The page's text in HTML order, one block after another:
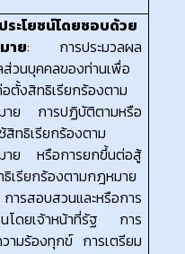
ระโยชน์โดยชอบด้วย
าย: การประมวลผล
วนบุคคลของท่านเพื่อ
ตั้งสิทธิเรียกร้องตาม
าย การปฏิบัติตามหรือ
สิทธิเรียกร้องตาม
าย หรือการยกขึ้นต่อสู้
เรียกร้องตามกฎหมาย
ารสอบสวนและหรือการ
นโดยเจ้าหน้าที่รัฐ การ
ามร้องทุกข์ การเตรียม